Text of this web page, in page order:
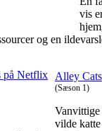
vis
og en
Alley Cats
(Sæson 1)
Vanvittige
vilde katte